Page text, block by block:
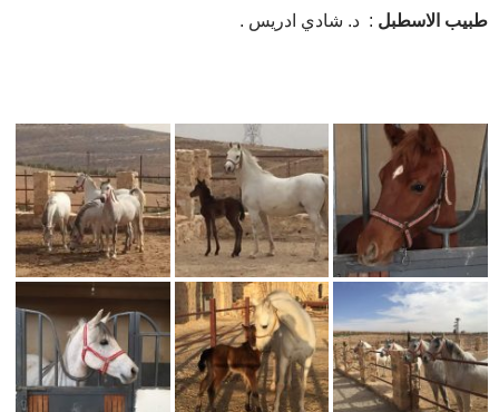
طبيب الاسطبل : د. شادي ادريس .